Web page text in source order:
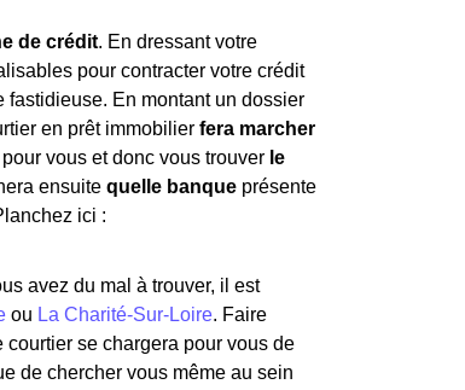
de crédit. En dressant votre
pour contracter votre crédit
fastidieuse. En montant un dossier
en prêt immobilier fera marcher
vous et donc vous trouver le
ensuite quelle banque présente
ici :
avez du mal à trouver, il est
ou La Charité-Sur-Loire. Faire
courtier se chargera pour vous de
de chercher vous même au sein